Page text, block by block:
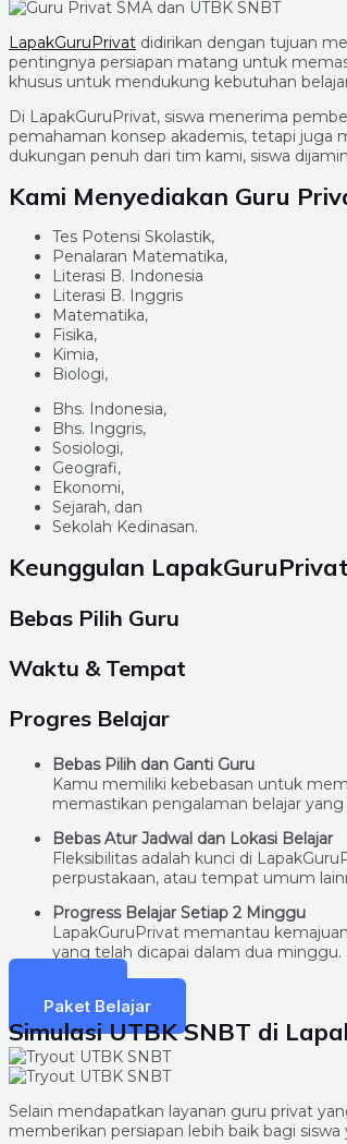
LapakGuruPrivat didirikan dengan tujuan
pentingnya persiapan matang untuk
khusus untuk mendukung kebutuhan
Di LapakGuruPrivat, siswa menerima
pemahaman konsep akademis, tetapi juga
dukungan penuh dari tim kami, siswa
Kami Menyediakan Guru
Tes Potensi Skolastik,
Penalaran Matematika,
Literasi B. Indonesia
Literasi B. Inggris
Matematika,
Fisika,
Kimia,
Biologi,
Bhs. Indonesia,
Bhs. Inggris,
Sosiologi,
Geografi,
Ekonomi,
Sejarah, dan
Sekolah Kedinasan.
Keunggulan LapakGuruPrivat
Bebas Pilih Guru
Waktu & Tempat
Progres Belajar
Bebas Pilih dan Ganti Guru
Kamu memiliki kebebasan untuk
memastikan pengalaman belajar
Bebas Atur Jadwal dan Lokasi Belajar
Fleksibilitas adalah kunci di
perpustakaan, atau tempat umum
Progress Belajar Setiap 2 Minggu
LapakGuruPrivat memantau
yang telah dicapai dalam dua
Paket Belajar
Simulasi UTBK SNBT di
Selain mendapatkan layanan guru privat
memberikan persiapan lebih baik bagi